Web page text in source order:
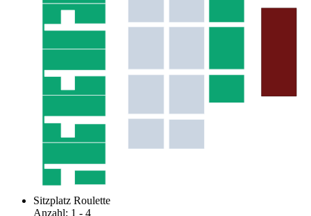
Sitzplatz Roulette
Anzahl: 1 - 4